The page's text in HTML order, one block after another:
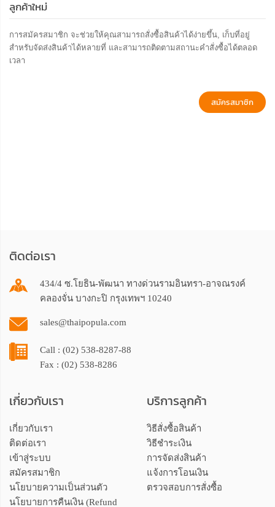
ลูกค้าใหม่
การสมัครสมาชิก จะช่วยให้คุณสามารถสั่งซื้อสินค้าได้ง่ายขึ้น, เก็บที่อยู่
สำหรับจัดส่งสินค้าได้หลายที่ และสามารถติดตามสถานะคำสั่งซื้อได้ตลอด
เวลา
สมัครสมาชิก
ติดต่อเรา
434/4 ซ.โยธิน-พัฒนา ทางด่วนรามอินทรา-อาจณรงค์
คลองจั่น บางกะปิ กรุงเทพฯ 10240
sales@thaipopula.com
Call : (02) 538-8287-88
Fax : (02) 538-8286
เกี่ยวกับเรา
เกี่ยวกับเรา
ติดต่อเรา
เข้าสู่ระบบ
สมัครสมาชิก
นโยบายความเป็นส่วนตัว
นโยบายการคืนเงิน (Refund
บริการลูกค้า
วิธีสั่งซื้อสินค้า
วิธีชำระเงิน
การจัดส่งสินค้า
แจ้งการโอนเงิน
ตรวจสอบการสั่งซื้อ